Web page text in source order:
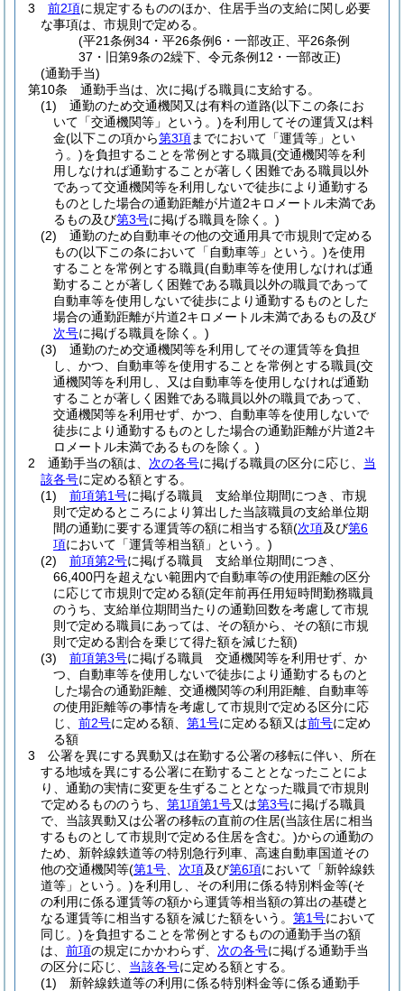
3
前2項に規定するもののほか、住居手当の支給に関し必要
な事項は、市規則で定める。
(平21条例34・平26条例6・一部改正、平26条例
37・旧第9条の2繰下、令元条例12・一部改正)
(通勤手当)
第10条
通勤手当は、次に掲げる職員に支給する。
(1)
通勤のため交通機関又は有料の道路(以下この条にお
いて「交通機関等」という。)を利用してその運賃又は料
金(以下この項から第3項までにおいて「運賃等」とい
う。)を負担することを常例とする職員(交通機関等を利
用しなければ通勤することが著しく困難である職員以外
であって交通機関等を利用しないで徒歩により通勤する
ものとした場合の通勤距離が片道2キロメートル未満であ
るもの及び第3号に掲げる職員を除く。)
(2)
通勤のため自動車その他の交通用具で市規則で定める
もの(以下この条において「自動車等」という。)を使用
することを常例とする職員(自動車等を使用しなければ通
勤することが著しく困難である職員以外の職員であって
自動車等を使用しないで徒歩により通勤するものとした
場合の通勤距離が片道2キロメートル未満であるもの及び
次号に掲げる職員を除く。)
(3)
通勤のため交通機関等を利用してその運賃等を負担
し、かつ、自動車等を使用することを常例とする職員(交
通機関等を利用し、又は自動車等を使用しなければ通勤
することが著しく困難である職員以外の職員であって、
交通機関等を利用せず、かつ、自動車等を使用しないで
徒歩により通勤するものとした場合の通勤距離が片道2キ
ロメートル未満であるものを除く。)
2
通勤手当の額は、 次の各号に掲げる職員の区分に応じ、 当
該各号に定める額とする。
(1)
前項第1号に掲げる職員 支給単位期間につき、市規
則で定めるところにより算出した当該職員の支給単位期
間の通勤に要する運賃等の額に相当する額(次項及び第6
項において「運賃等相当額」という。)
(2)
前項第2号に掲げる職員 支給単位期間につき、
66,400円を超えない範囲内で自動車等の使用距離の区分
に応じて市規則で定める額(定年前再任用短時間勤務職員
のうち、支給単位期間当たりの通勤回数を考慮して市規
則で定める職員にあっては、その額から、その額に市規
則で定める割合を乗じて得た額を減じた額)
(3)
前項第3号に掲げる職員 交通機関等を利用せず、か
つ、自動車等を使用しないで徒歩により通勤するものと
した場合の通勤距離、交通機関等の利用距離、自動車等
の使用距離等の事情を考慮して市規則で定める区分に応
じ、 前2号に定める額、 第1号に定める額又は前号に定め
る額
3
公署を異にする異動又は在勤する公署の移転に伴い、所在
する地域を異にする公署に在勤することとなったことによ
り、通勤の実情に変更を生ずることとなった職員で市規則
で定めるもののうち、 第1項第1号又は第3号に掲げる職員
で、当該異動又は公署の移転の直前の住居(当該住居に相当
するものとして市規則で定める住居を含む。)からの通勤の
ため、新幹線鉄道等の特別急行列車、高速自動車国道その
他の交通機関等(第1号 次項及び第6項において「新幹線鉄
道等」という。)を利用し、その利用に係る特別料金等(そ
の利用に係る運賃等の額から運賃等相当額の算出の基礎と
なる運賃等に相当する額を減じた額をいう。 第1号において
同じ。)を負担することを常例とするものの通勤手当の額
は、 前項の規定にかかわらず、 次の各号に掲げる通勤手当
の区分に応じ、 当該各号に定める額とする。
(1)
新幹線鉄道等の利用に係る特別料金等に係る通勤手